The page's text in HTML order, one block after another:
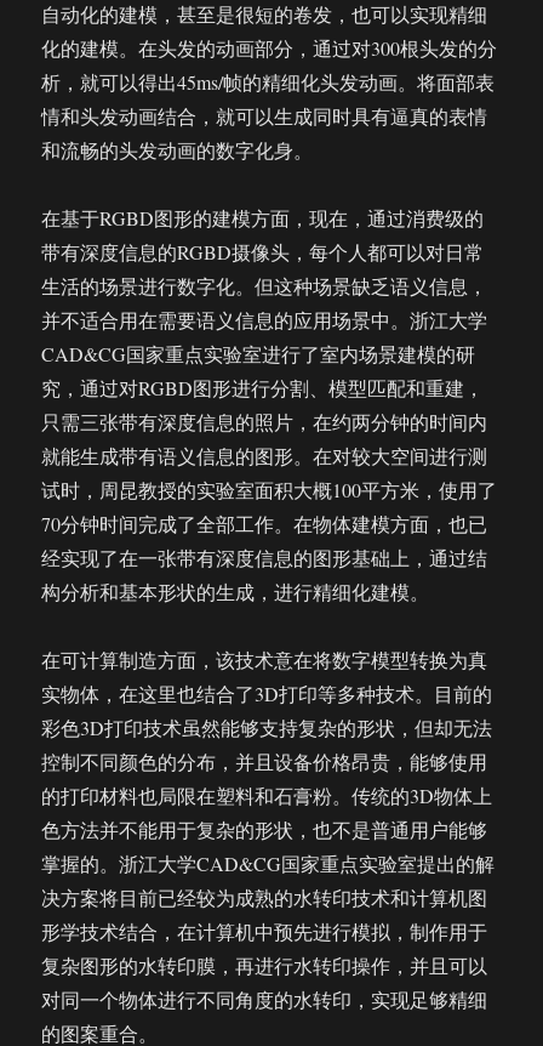
自动化的建模，甚至是很短的卷发，也可以实现精细
化的建模。在头发的动画部分，通过对300根头发的分
析，就可以得出45ms/帧的精细化头发动画。将面部表
情和头发动画结合，就可以生成同时具有逼真的表情
和流畅的头发动画的数字化身。
在基于RGBD图形的建模方面，现在，通过消费级的
带有深度信息的RGBD摄像头，每个人都可以对日常
生活的场景进行数字化。但这种场景缺乏语义信息，
并不适合用在需要语义信息的应用场景中。浙江大学
CAD&CG国家重点实验室进行了室内场景建模的研
究，通过对RGBD图形进行分割、模型匹配和重建，
只需三张带有深度信息的照片，在约两分钟的时间内
就能生成带有语义信息的图形。在对较大空间进行测
试时，周昆教授的实验室面积大概100平方米，使用了
70分钟时间完成了全部工作。在物体建模方面，也已
经实现了在一张带有深度信息的图形基础上，通过结
构分析和基本形状的生成，进行精细化建模。
在可计算制造方面，该技术意在将数字模型转换为真
实物体，在这里也结合了3D打印等多种技术。目前的
彩色3D打印技术虽然能够支持复杂的形状，但却无法
控制不同颜色的分布，并且设备价格昂贵，能够使用
的打印材料也局限在塑料和石膏粉。传统的3D物体上
色方法并不能用于复杂的形状，也不是普通用户能够
掌握的。浙江大学CAD&CG国家重点实验室提出的解
决方案将目前已经较为成熟的水转印技术和计算机图
形学技术结合，在计算机中预先进行模拟，制作用于
复杂图形的水转印膜，再进行水转印操作，并且可以
对同一个物体进行不同角度的水转印，实现足够精细
的图案重合。